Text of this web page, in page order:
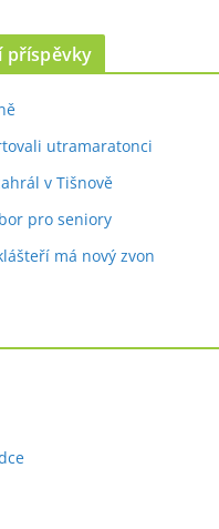
příspěvky
utramaratonci
v Tišnově
pro seniory
má nový zvon